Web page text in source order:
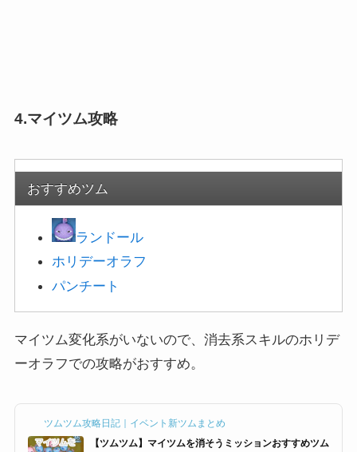
4.マイツム攻略
おすすめツム
ランドール
ホリ デーオラフ
パンチート
マイツム変化系がいないので、消去系スキルのホリデ
ーオラフでの攻略がおすすめ。
ツムツム攻略日記｜イベント新ツムまとめ
【ツムツム】マイツムを消そうミッションおすすめツム